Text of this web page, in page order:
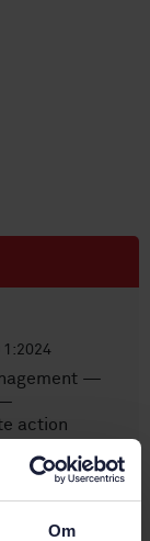
Om
1:2024
—
action
Read more